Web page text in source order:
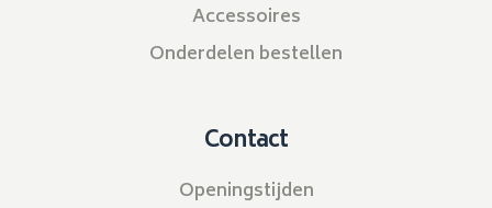
Accessoires
Onderdelen bestellen
Contact
Openingstijden